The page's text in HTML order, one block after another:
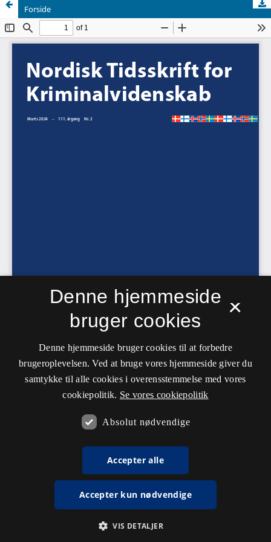
Forside
×
Denne hjemmeside
bruger cookies
Denne hjemmeside bruger cookies til at forbedre
brugeroplevelsen. Ved at bruge vores hjemmeside giver du
samtykke til alle cookies i overensstemmelse med vores
cookiepolitik. Se vores cookiepolitik
Absolut nødvendige
Accepter alle
Accepter kun nødvendige
VIS DETALJER